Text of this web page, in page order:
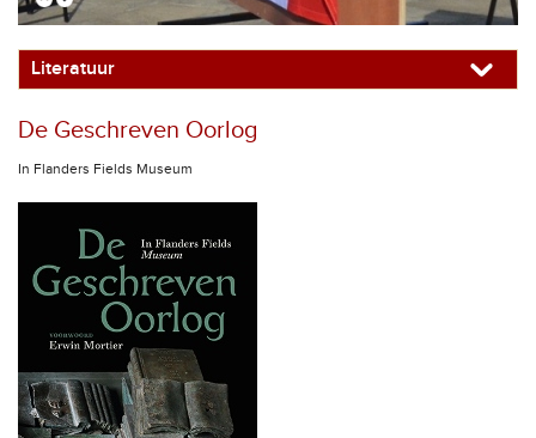
Literatuur
De Geschreven Oorlog
In Flanders Fields Museum